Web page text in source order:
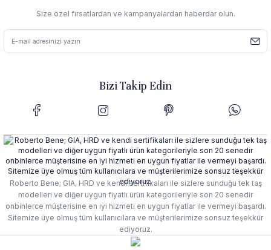
Size özel fırsatlardan ve kampanyalardan haberdar olun.
Bizi Takip Edin
Roberto Bene; GIA, HRD ve kendi sertifikaları ile sizlere sunduğu tek taş
modelleri ve diğer uygun fiyatlı ürün kategorileriyle son 20 senedir
onbinlerce müşterisine en iyi hizmeti en uygun fiyatlar ile vermeyi başardı.
Sitemize üye olmuş tüm kullanıcılara ve müşterilerimize sonsuz teşekkür
ediyoruz.